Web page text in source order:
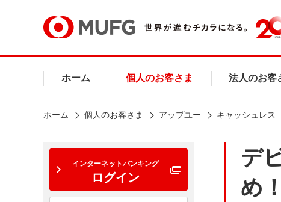
ホーム 個人のお客さま 法人のお客
ホーム 個人のお客さま アップユー キャッシュレス
インターネットバンキング
ログイン
デ
め